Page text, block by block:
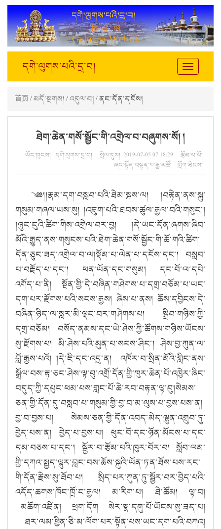
Toggle
navigation
དགེ་ལུགས་པའི་དྲ་བ།
首页/མདོ་སྔགས།/འདུལ་བ།/ ནང་དོན་དངོས།
ཐེག་ཆེན་གསོ་སྦྱོང་གི་འགྲེལ་བ་བཞུགས་སོ། །
ཡོང་ཁུངས། དགེ་ལུགས་དྲ་བ། སྤེལ་དུས། 2019-07-05 07:18:29 རྩོམ་པ་པོ།
ཞང་སྟོན་བསྟན་པ་རྒྱ་མཚོ། ཀློག་ཐེངས།
༄༅།།རྣམ་དག་བསླབ་པའི་ཐེམ་སྐས་ལ། །བརྟེན་ནས་སྐུ་
གསུམ་གཞལ་ཡས་སུ། །འཇུག་པའི་ཐབས་ཚུལ་རྒྱལ་བའི་གསུང་།
།ཉུང་ངུའི་ཚིག་གིས་འགྲེལ་བར་བྱ། །དེ་ཡང་དོན་ཞགས་ཞིབ་
མོའི་རྒྱུད་ནས་གསུངས་པའི་ཐེག་ཆེན་གསོ་སྦྱོང་གི་ཆོ་གའི་ཚིག་
དོན་ཅུང་ཟད་འགྲེལ་བ་ལ།སྡོམ་པ་ལེན་པ་དངོས་དང་། བསླབ་
པ་བརྗོད་པ་དང་། ཕན་ཡོན་དང་གསུམ། དང་བོ་ལ་དཔེ་
འགོད་པ་ནི། སྔོན་གྱི་དེ་བཞིན་གཤེགས་པ་དགྲ་བཅོམ་པ་ཡང་
དག་པར་རྫོགས་པའི་སངས་རྒྱས། ཞེས་པ་ནས། ཆོས་དབྱིངས་དེ་
བཞིན་ཉིད་ལ་སླར་མི་ལྡང་བར་གཤེགས་པ། སྒྲིབ་གཉིས་ཀྱི་
དགྲ་བཅོམ། བསོད་ནམས་དང་ཡེ་ཤེས་ཀྱི་ཚོགས་གཉིས་ཡོངས་
སུ་རྫོགས་པ། མི་ཤེས་པའི་མུན་པ་སངས་ཤིང་། ཤེས་བྱ་ཀུན་ལ་
བློ་རྒྱས་པའོ། །དེ་ཇི་དང་འདྲ་ན། འཁོར་བ་སྲིན་མོའི་གླིང་ནས་
སྒྲོལ་བས་རྟ་ཅང་ཤེས་ལྟ་བུ་འགྲོ་དོན་གྱི་ཁུར་ཆེན་པོ་འཁྱེར་ཞིང་
བདུད་ཀྱི་དཔུང་ཕམ་པས་གླང་པོ་ཆེ་རབ་བརྟན་ལྟ་བུ།སེམས་
ཅན་གྱི་དོན་དུ་བསླབ་པ་གསུམ་གྱི་བྱ་བ་མ་ལུས་པ་བྱས་པས་ན།
བྱ་བ་བྱས་པ། སེམས་ཅན་གྱི་དོན་འབད་མེད་ལྷུན་འགྲུབ་ཏུ་
བྱེད་པས་ན། བྱེད་པ་བྱས་པ། ཕུང་བོ་དང་ཉོན་མོངས་པ་དང་
དམ་བཅས་པ་དང་། སྦྱོར་བ་རྩོམ་པའི་ཁུར་བོར་བ། སློབ་ལམ་
གྱི་དཀའ་སྤྱད་ལྷུར་བླང་བས་ཆོས་སྐུའི་ཡོན་ཏན་ཐོས་པས་རང་
གི་དོན་རྗེས་སུ་ཐོབ་པ། སྲིད་པར་ཀུན་ཏུ་སྦྱོར་བར་བྱེད་པའི་
འདོད་ཆགས་ཁོང་ཁྲོ་ང་རྒྱལ། མ་རིག་པ། ཐེ་ཚོམ། ལྟ་བ།
མཆོག་འཛིན། ཕྲག་དོག སེར་སྣ་དགུ་པོ་ཡོངས་སུ་ཟད་པ།
ཐར་ལམ་ཕྱིན་ཅི་མ་ལོག་པར་སྟོན་པས་ཡང་དག་པའི་བཀའ།